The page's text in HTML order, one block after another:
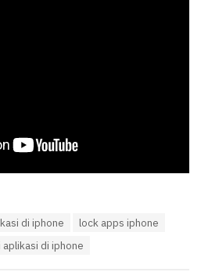
di iphone
lock apps iphone
di iphone